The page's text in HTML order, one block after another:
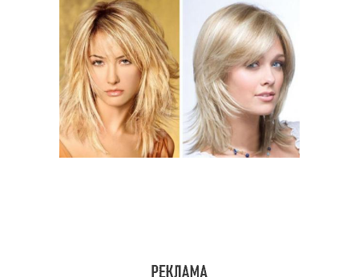
Каре на волнистые
волосы
Прическа на средние
волосы
Прически на средние
волосы
Длинные волосы